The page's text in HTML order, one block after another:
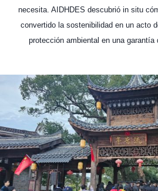
necesita. AIDHDES descubrió in situ
convertido la sostenibilidad en un acto
protección ambiental en una garantía